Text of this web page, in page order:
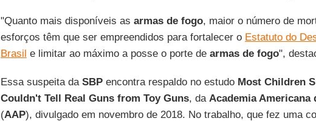
"Quanto mais disponíveis as armas de fogo, maior o número de
esforços têm que ser empreendidos para fortalecer o Estatuto do
Brasil e limitar ao máximo a posse o porte de armas de fogo",
Essa suspeita da SBPencontra respaldo no estudo Most Children
Couldn't Tell Real Guns from Toy Guns, da Academia Americana
(AAP), divulgado em novembro de 2018. No trabalho, que fez uma